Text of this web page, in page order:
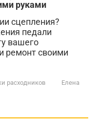
руками
сцепления?
педали
вашего
ремонт своими
расходников
Елена